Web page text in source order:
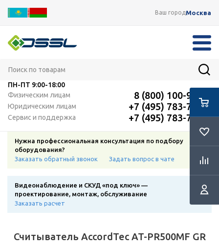
Ваш городМосква
ПН-ПТ 9:00-18:00
Физическим лицам
8 (800) 100-91-12
Юридическим лицам +7 (495) 783-72-87
Сервис и поддержка +7 (495) 783-72-87
Нужна профессиональная консультация по подбору
оборудования?
Заказать обратный звонок
Задать вопрос в чате
Видеонаблюдение и СКУД «под ключ» —
проектирование, монтаж, обслуживание
Заказать расчет
Считыватель AccordTec AT-PR500MF GR